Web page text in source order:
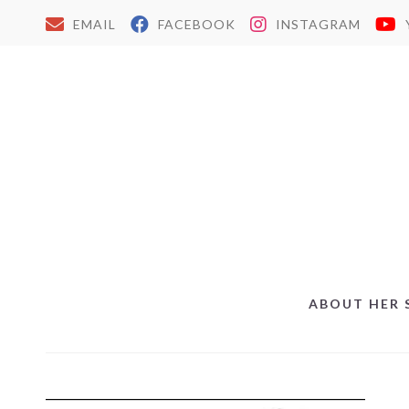
EMAIL FACEBOOK INSTAGRAM
ABOUT HER